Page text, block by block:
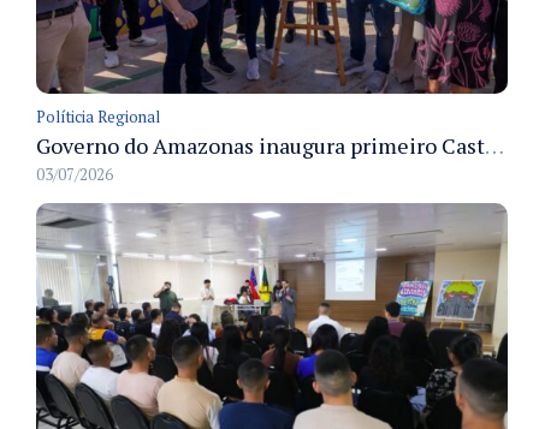
Políticia Regional
Governo do Amazonas inaugura primeiro Castramóvel Fluvial para atendimento veterinário às comunidades ribeirinhas e castração gratuita
03/07/2026